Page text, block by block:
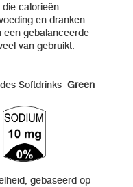
die calorieën
en dranken
een gebalanceerde
van gebruikt.
SoftdrinksGreen
gebaseerd op